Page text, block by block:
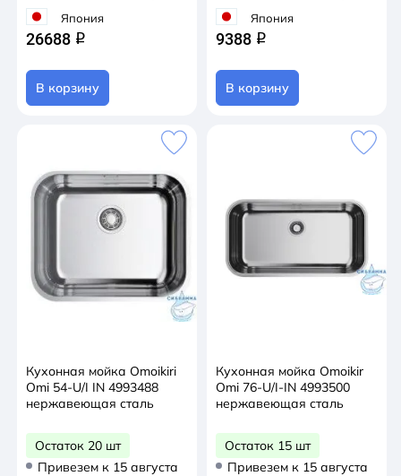
Япония
26688 q
В корзину
Япония
9388 q
В корзину
Кухонная мойка Omoikiri
Omi 54-U/I IN 4993488
нержавеющая сталь
Остаток 20 шт
Привезем к 15 августа
Кухонная мойка Omoikir
Omi 76-U/I-IN 4993500
нержавеющая сталь
Остаток 15 шт
Привезем к 15 августа